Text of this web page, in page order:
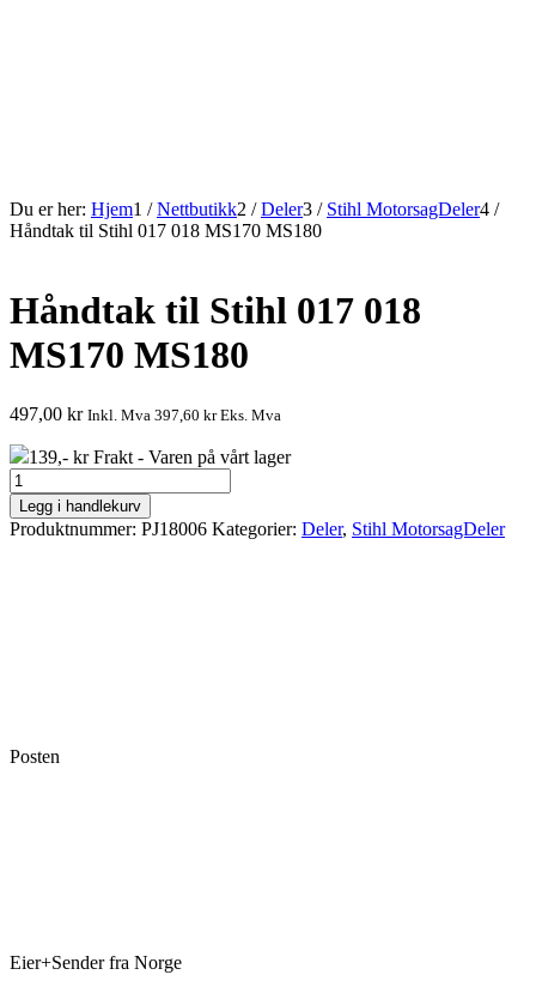
Du er her: Hjem1 / Nettbutikk2 / Deler3 / Stihl MotorsagDeler4 /
Håndtak til Stihl 017 018 MS170 MS180
Håndtak til Stihl 017 018
MS170 MS180
497,00 kr Inkl. Mva 397,60 krEks. Mva
139,- kr Frakt - Varen på vårt lager
Håndtak
til
Stihl
017
Legg i handlekurv
Produktnummer: PJ18006 Kategorier: Deler, Stihl MotorsagDeler
Posten
Eier+Sender fra Norge